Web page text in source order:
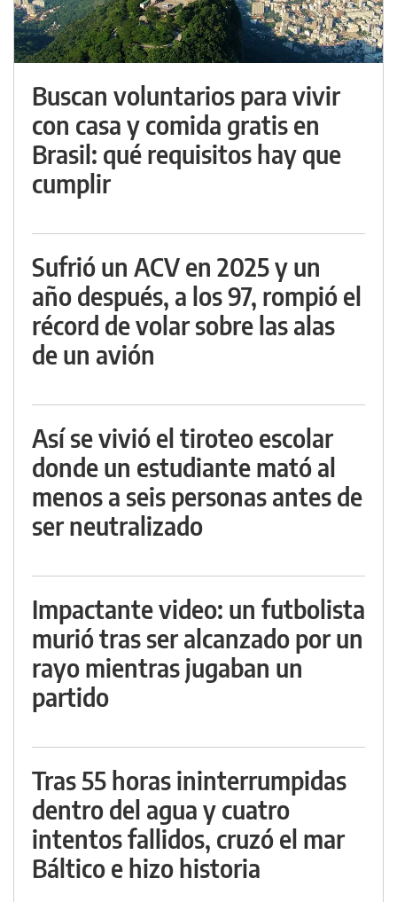
Buscan voluntarios para vivir
con casa y comida gratis en
Brasil: qué requisitos hay que
cumplir
Sufrió un ACV en 2025 y un
año después, a los 97, rompió el
récord de volar sobre las alas
de un avión
Así se vivió el tiroteo escolar
donde un estudiante mató al
menos a seis personas antes de
ser neutralizado
Impactante video: un futbolista
murió tras ser alcanzado por un
rayo mientras jugaban un
partido
Tras 55 horas ininterrumpidas
dentro del agua y cuatro
intentos fallidos, cruzó el mar
Báltico e hizo historia